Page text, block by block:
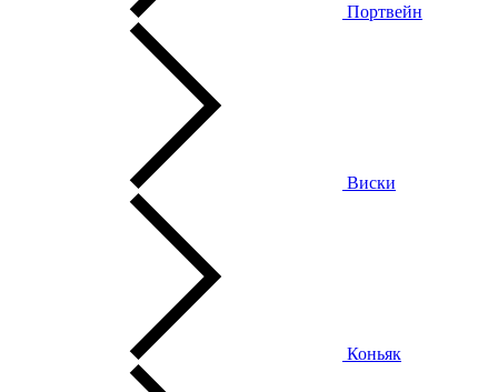
Портвейн
Виски
Коньяк